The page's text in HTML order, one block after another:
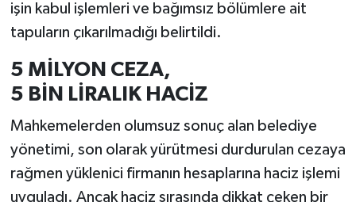
işin kabul işlemleri ve bağımsız bölümlere ait
tapuların çıkarılmadığı belirtildi.
5 MİLYON CEZA,
5 BİN LİRALIK HACİZ
Mahkemelerden olumsuz sonuç alan belediye
yönetimi, son olarak yürütmesi durdurulan cezaya
rağmen yüklenici firmanın hesaplarına haciz işlemi
uyguladı. Ancak haciz sırasında dikkat çeken bir